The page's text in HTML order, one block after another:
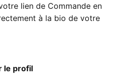
lien de Commande en
à la bio de votre
le profil